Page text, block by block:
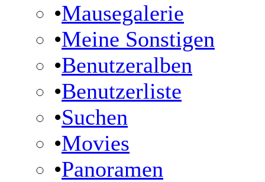
•Mausegalerie
•Meine Sonstigen
•Benutzeralben
•Benutzerliste
•Suchen
•Movies
•Panoramen